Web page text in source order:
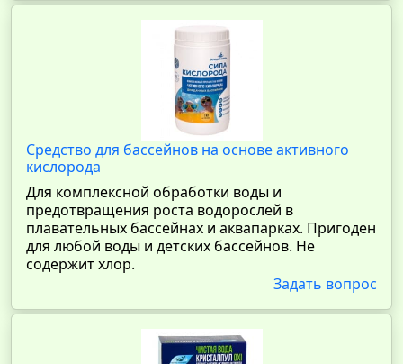
Средство для бассейнов на основе активного
кислорода
Для комплексной обработки воды и
предотвращения роста водорослей в
плавательных бассейнах и аквапарках. Пригоден
для любой воды и детских бассейнов. Не
содержит хлор.
Задать вопрос